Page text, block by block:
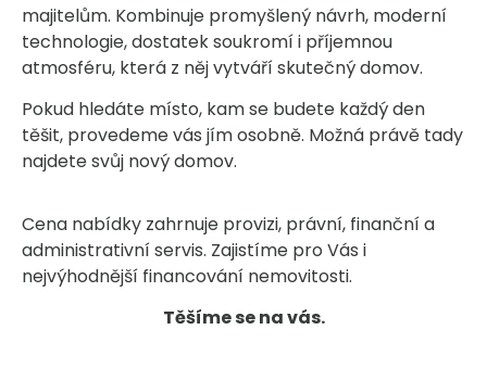
majitelům. Kombinuje promyšlený návrh, moderní
technologie, dostatek soukromí i příjemnou
atmosféru, která z něj vytváří skutečný domov.
Pokud hledáte místo, kam se budete každý den
těšit, provedeme vás jím osobně. Možná právě tady
najdete svůj nový domov.
Cena nabídky zahrnuje provizi, právní, finanční a
administrativní servis. Zajistíme pro Vás i
nejvýhodnější financování nemovitosti.
Těšíme se na vás.